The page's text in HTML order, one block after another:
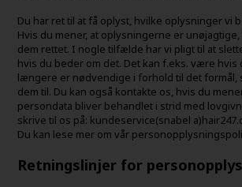
Du har ret til at få oplyst, hvilke oplysninger vi
Hvis du mener, at oplysningerne er
dem rettet. I nogle tilfælde har vi pligt til at
hvis du beder om det. Det kan f.eks. være hvis
længere er nødvendige i forhold til det formål,
dem til. Du kan også kontakte os, hvis du
persondata bliver behandlet i strid med
skrive til os på: kundeservice(snabel
Du kan lese mer om vår
Retningslinjer for